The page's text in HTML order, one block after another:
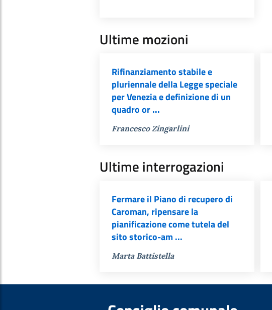
Ultime mozioni
Rifinanziamento stabile e
pluriennale della Legge speciale
per Venezia e definizione di un
quadro or ...
Francesco Zingarlini
Ultime interrogazioni
Fermare il Piano di recupero di
Caroman, ripensare la
pianificazione come tutela del
sito storico-am ...
Marta Battistella